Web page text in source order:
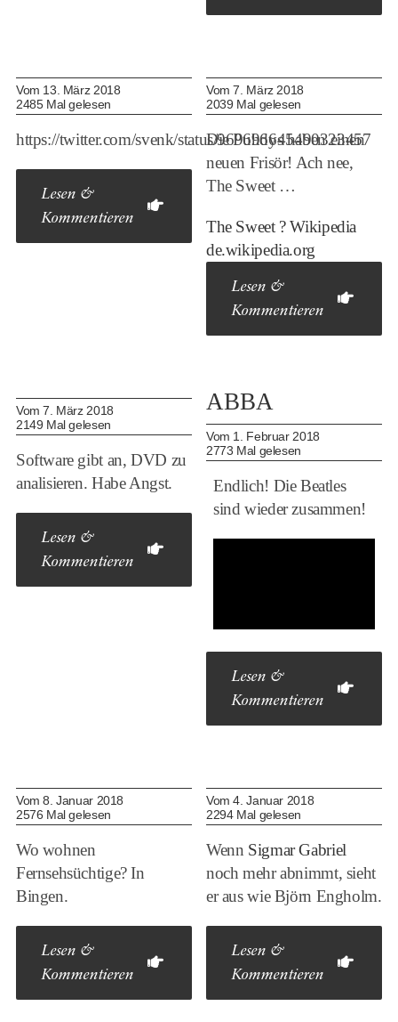
Vom 13. März 2018
2485 Mal gelesen
https://twitter.com/svenk/status/969696645490323457
Lesen &
Kommentieren
Vom 7. März 2018
2039 Mal gelesen
Die Puhdys haben einen
neuen Frisör! Ach nee,
The Sweet …
The Sweet ? Wikipedia
de.wikipedia.org
Lesen &
Kommentieren
Vom 7. März 2018
2149 Mal gelesen
Software gibt an, DVD zu
analisieren. Habe Angst.
Lesen &
Kommentieren
ABBA
Vom 1. Februar 2018
2773 Mal gelesen
Endlich! Die Beatles
sind wieder zusammen!
Lesen &
Kommentieren
Vom 8. Januar 2018
2576 Mal gelesen
Wo wohnen
Fernsehsüchtige? In
Bingen.
Lesen &
Kommentieren
Vom 4. Januar 2018
2294 Mal gelesen
Wenn Sigmar Gabriel
noch mehr abnimmt, sieht
er aus wie Björn Engholm.
Lesen &
Kommentieren